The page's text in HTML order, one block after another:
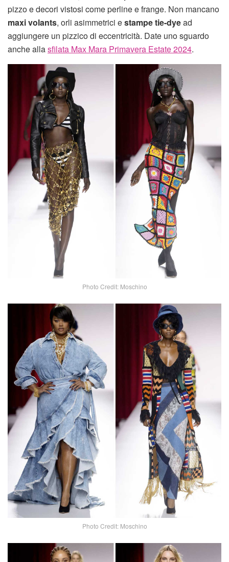
pizzo e decori vistosi come perline e frange. Non mancano
maxi volants, orli asimmetrici estampe tie-dyead
aggiungere un pizzico di eccentricità. Date uno sguardo
anche allasfilata Max Mara Primavera Estate 2024.
Photo Credit: Moschino
Photo Credit: Moschino